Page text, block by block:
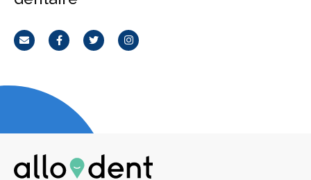
CourrielFacebookTwitterInstagram